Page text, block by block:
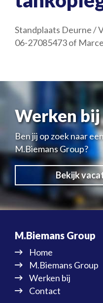
Standplaats Deurne /
06-27085473 of
Werken bij
Ben jij op zoek naar
M.Biemans Group?
Bekijk
M.Biemans Group
Home
M.Biemans Group
Werken bij
Contact